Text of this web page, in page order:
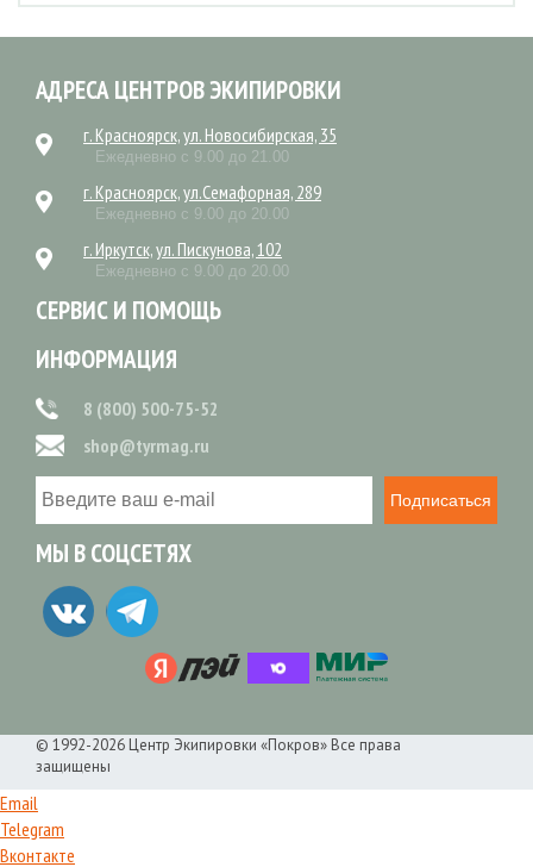
АДРЕСА ЦЕНТРОВ ЭКИПИРОВКИ
г. Красноярск, ул. Новосибирская, 35
Ежедневно с 9.00 до 21.00
г. Красноярск, ул.Семафорная, 289
Ежедневно с 9.00 до 20.00
г. Иркутск, ул. Пискунова, 102
Ежедневно с 9.00 до 20.00
СЕРВИС И ПОМОЩЬ
ИНФОРМАЦИЯ
8 (800) 500-75-52
shop@tyrmag.ru
Подписаться
МЫ В СОЦСЕТЯХ
© 1992-2026 Центр Экипировки «Покров» Все права
защищены
Email
Telegram
Вконтакте